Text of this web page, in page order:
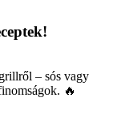
– sós vagy
🔥